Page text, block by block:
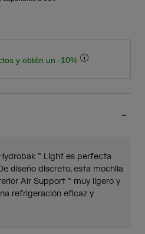
y obtén un -10%
™ Light es perfecta
diseño discreto, esta mochila
Air Support ™ muy ligero y
refrigeración eficaz y